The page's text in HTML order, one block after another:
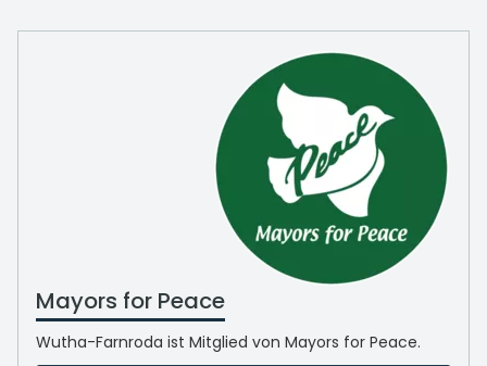
Mayors for Peace
Wutha-Farnroda ist Mitglied von Mayors for Peace.